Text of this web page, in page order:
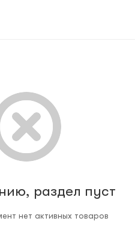
раздел пуст
нет активных товаров